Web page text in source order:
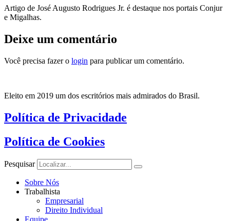
Artigo de José Augusto Rodrigues Jr. é destaque nos portais Conjur
e Migalhas.
Deixe um comentário
Você precisa fazer o login para publicar um comentário.
Eleito em 2019 um dos escritórios mais admirados do Brasil.
Política de Privacidade
Política de Cookies
Pesquisar
Sobre Nós
Trabalhista
Empresarial
Direito Individual
Equipe